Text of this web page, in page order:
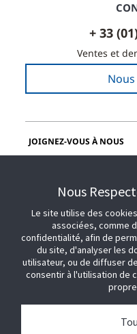
+ 33
Ventes et
JOIGNEZ-VOUS À NOUS
Nous
Le site utilise des
associées, comme
confidentialité, afin de
du site, d'analyser les
utilisateur, ou de diffuser
consentir à l'utilisation de